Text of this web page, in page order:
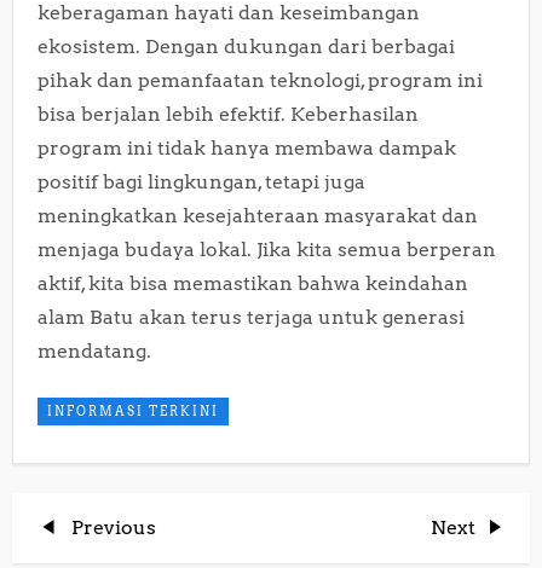
keberagaman hayati dan keseimbangan
ekosistem. Dengan dukungan dari berbagai
pihak dan pemanfaatan teknologi, program ini
bisa berjalan lebih efektif. Keberhasilan
program ini tidak hanya membawa dampak
positif bagi lingkungan, tetapi juga
meningkatkan kesejahteraan masyarakat dan
menjaga budaya lokal. Jika kita semua berperan
aktif, kita bisa memastikan bahwa keindahan
alam Batu akan terus terjaga untuk generasi
mendatang.
INFORMASI TERKINI
P
Previous
Previous
Next
Next